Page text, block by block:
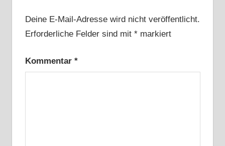
Deine E-Mail-Adresse wird nicht veröffentlicht.
Erforderliche Felder sind mit *markiert
Kommentar *